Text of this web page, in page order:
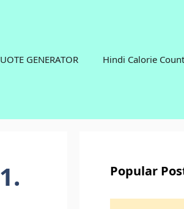
GENERATOR Hindi Calorie
Popular